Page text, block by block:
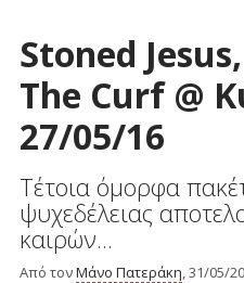
Stoned
The Curf @
27/05/16
Τέτοια όμορφα
ψυχεδέλειας
καιρών...
Από τονΜάνο Πατεράκη, 31/05/